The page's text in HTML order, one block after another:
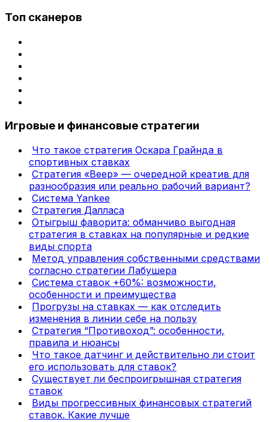
Топ сканеров
Игровые и финансовые стратегии
Что такое стратегия Оскара Грайнда в
спортивных ставках
Стратегия «Веер» — очередной креатив для
разнообразия или реально рабочий вариант?
Система Yankee
Стратегия Далласа
Отыгрыш фаворита: обманчиво выгодная
стратегия в ставках на популярные и редкие
виды спорта
Метод управления собственными средствами
согласно стратегии Лабушера
Система ставок +60%: возможности,
особенности и преимущества
Прогрузы на ставках — как отследить
изменения в линии себе на пользу
Стратегия “Противоход”: особенности,
правила и нюансы
Что такое датчинг и действительно ли стоит
его использовать для ставок?
Существует ли беспроигрышная стратегия
ставок
Виды прогрессивных финансовых стратегий
ставок. Какие лучше